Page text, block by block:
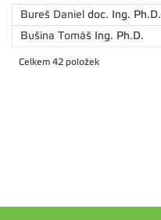
Bureš Daniel doc. Ing. Ph.D.
Bušina Tomáš Ing. Ph.D.
Celkem 42 položek